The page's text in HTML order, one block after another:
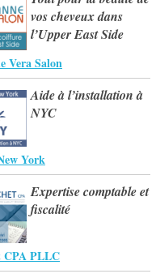
vos cheveux dans
l’Upper East Side
Vera Salon
Aide à l’installation à
NYC
York
Expertise comptable et
fiscalité
CPA PLLC